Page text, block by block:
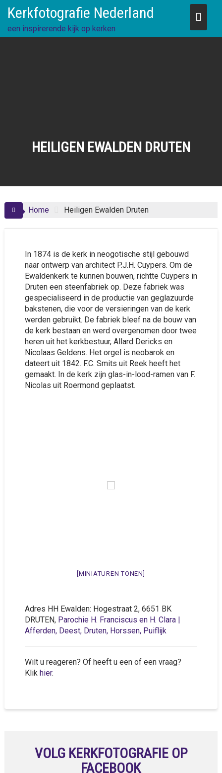
content
Kerkfotografie Nederland
een inspirerende kijk op kerken
HEILIGEN EWALDEN DRUTEN
Home Heiligen Ewalden Druten
In 1874 is de kerk in neogotische stijl gebouwd
naar ontwerp van architect P.J.H. Cuypers. Om de
Ewaldenkerk te kunnen bouwen, richtte Cuypers in
Druten een steenfabriek op. Deze fabriek was
gespecialiseerd in de productie van geglazuurde
bakstenen, die voor de versieringen van de kerk
werden gebruikt. De fabriek bleef na de bouw van
de kerk bestaan en werd overgenomen door twee
heren uit het kerkbestuur, Allard Dericks en
Nicolaas Geldens. Het orgel is neobarok en
dateert uit 1842. F.C. Smits uit Reek heeft het
gemaakt. In de kerk zijn glas-in-lood-ramen van F.
Nicolas uit Roermond geplaatst.
[MINIATUREN TONEN]
Adres HH Ewalden: Hogestraat 2, 6651 BK
DRUTEN, Parochie H. Franciscus en H. Clara |
Afferden, Deest, Druten, Horssen, Puiflijk
Wilt u reageren? Of heeft u een of een vraag?
Klik hier.
VOLG KERKFOTOGRAFIE OP
FACEBOOK